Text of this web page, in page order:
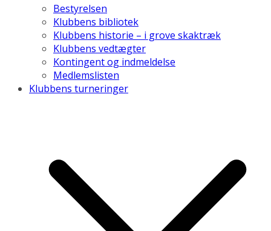
Bestyrelsen
Klubbens bibliotek
Klubbens historie – i grove skaktræk
Klubbens vedtægter
Kontingent og indmeldelse
Medlemslisten
Klubbens turneringer